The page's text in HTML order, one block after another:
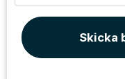
Skicka